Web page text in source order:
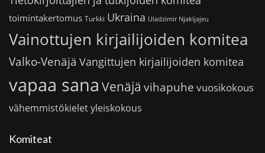
toimintakertomus Turkki Ukraina Uladzimir Njakljajeu
Vainottujen kirjailijoiden komitea
Valko-Venäjä Vangittujen kirjailijoiden komitea
vapaa sana Venäjä vihapuhe vuosikokous
vähemmistökieletyleiskokous
Komiteat